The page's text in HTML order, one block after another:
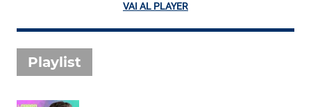
VAI AL PLAYER
Playlist